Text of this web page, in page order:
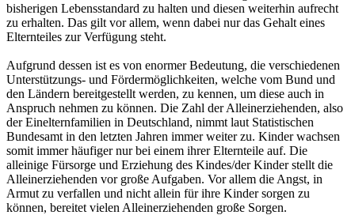
bisherigen Lebensstandard zu halten und diesen weiterhin aufrecht
zu erhalten. Das gilt vor allem, wenn dabei nur das Gehalt eines
Elternteiles zur Verfügung steht.
Aufgrund dessen ist es von enormer Bedeutung, die verschiedenen
Unterstützungs- und Fördermöglichkeiten, welche vom Bund und
den Ländern bereitgestellt werden, zu kennen, um diese auch in
Anspruch nehmen zu können. Die Zahl der Alleinerziehenden, also
der Einelternfamilien in Deutschland, nimmt laut Statistischen
Bundesamt in den letzten Jahren immer weiter zu. Kinder wachsen
somit immer häufiger nur bei einem ihrer Elternteile auf. Die
alleinige Fürsorge und Erziehung des Kindes/der Kinder stellt die
Alleinerziehenden vor große Aufgaben. Vor allem die Angst, in
Armut zu verfallen und nicht allein für ihre Kinder sorgen zu
können, bereitet vielen Alleinerziehenden große Sorgen.